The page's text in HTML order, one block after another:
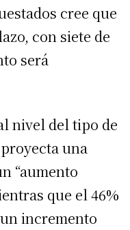
cree que
con siete de
será
nivel del tipo de
una
“aumento
que el 46%
incremento